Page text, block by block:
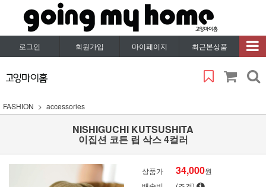
로그인 회원가입 마이페이지 최근본상품
FASHION accessories
NISHIGUCHI KUTSUSHITA
이집션 코튼 립 삭스 4컬러
상품가 34,000원